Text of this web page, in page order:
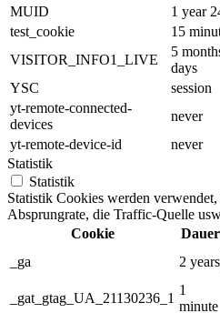
MUID
1 year
test_cookie
15
VISITOR_INFO1_LIVE
5
days
YSC
session
yt-remote-connected-
devices
never
yt-remote-device-id
never
Statistik
Statistik
Statistik Cookies werden
Absprungrate, die Traffic-Quelle
Cookie
Dauer
_ga
2 years
_gat_gtag_UA_21130236_1
1
minute